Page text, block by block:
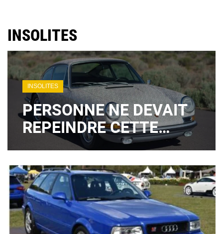
INSOLITES
INSOLITES
PERSONNE NE DEVAIT
REPEINDRE CETTE
PORSCHE : À 84 ANS,
LA CRÉATRICE DE "POR
SHE" FAIT EXPLOSER
LES ENCHÈRES